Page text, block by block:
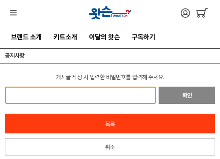
브랜드 소개 키트소개 이달의 왓슨 구독하기
공지사항
게시글 작성 시 입력한 비밀번호를 입력해 주세요.
확인
목록
취소